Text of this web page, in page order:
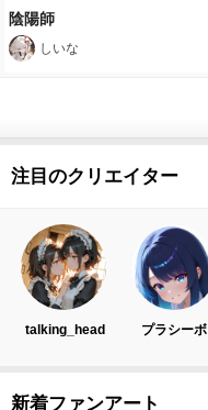
陰陽師
しいな
注目のクリエイター
talking_head プラシーボ
新着ファンアート